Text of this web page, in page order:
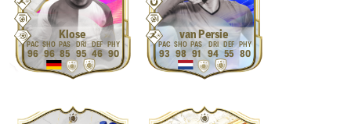
Klose
96 96 85 95 46 90
van Persie
93 98 91 94 55 80